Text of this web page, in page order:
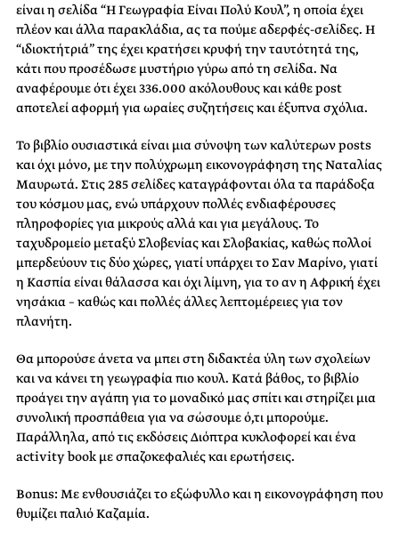
είναι η σελίδα “Η Γεωγραφία Είναι Πολύ Κουλ”, η οποία έχει
πλέον και άλλα παρακλάδια, ας τα πούμε αδερφές-σελίδες. Η
“ιδιοκτήτριά” της έχει κρατήσει κρυφή την ταυτότητά της,
κάτι που προσέδωσε μυστήριο γύρω από τη σελίδα. Να
αναφέρουμε ότι έχει 336.000 ακόλουθους και κάθε post
αποτελεί αφορμή για ωραίες συζητήσεις και έξυπνα σχόλια.
Το βιβλίο ουσιαστικά είναι μια σύνοψη των καλύτερων posts
και όχι μόνο, με την πολύχρωμη εικονογράφηση της Ναταλίας
Μαυρωτά. Στις 285 σελίδες καταγράφονται όλα τα παράδοξα
του κόσμου μας, ενώ υπάρχουν πολλές ενδιαφέρουσες
πληροφορίες για μικρούς αλλά και για μεγάλους. Το
ταχυδρομείο μεταξύ Σλοβενίας και Σλοβακίας, καθώς πολλοί
μπερδεύουν τις δύο χώρες, γιατί υπάρχει το Σαν Μαρίνο, γιατί
η Κασπία είναι θάλασσα και όχι λίμνη, για το αν η Αφρική έχει
νησάκια – καθώς και πολλές άλλες λεπτομέρειες για τον
πλανήτη.
Θα μπορούσε άνετα να μπει στη διδακτέα ύλη των σχολείων
και να κάνει τη γεωγραφία πιο κουλ. Κατά βάθος, το βιβλίο
προάγει την αγάπη για το μοναδικό μας σπίτι και στηρίζει μια
συνολική προσπάθεια για να σώσουμε ό,τι μπορούμε.
Παράλληλα, από τις εκδόσεις Διόπτρα κυκλοφορεί και ένα
activity book με σπαζοκεφαλιές και ερωτήσεις.
Bonus: Με ενθουσιάζει το εξώφυλλο και η εικονογράφηση που
θυμίζει παλιό Καζαμία.